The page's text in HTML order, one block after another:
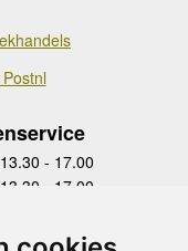
- 17.00
- 17.00
- 17.00